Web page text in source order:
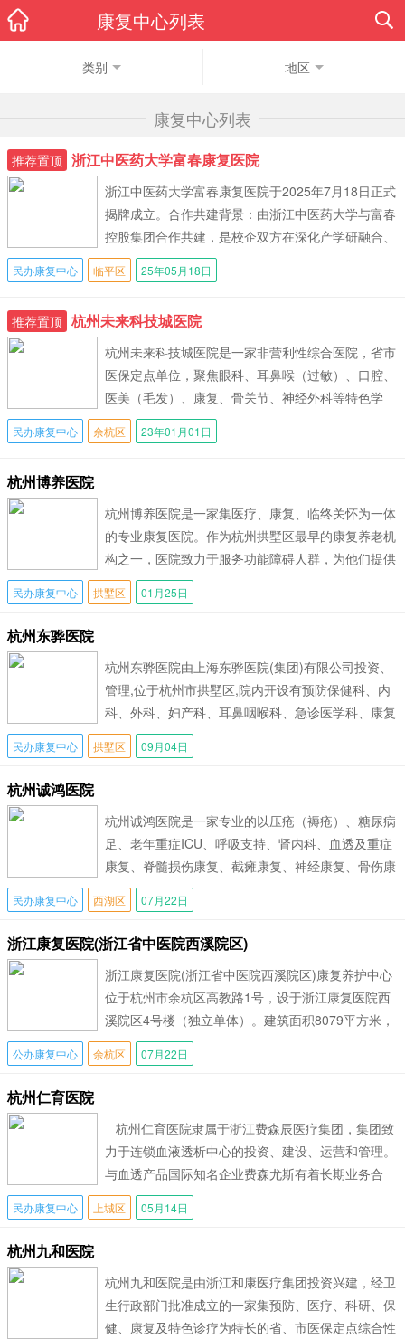
康复中心列表
类别 地区
康复中心列表
推荐置顶 浙江中医药大学富春康复医院
浙江中医药大学富春康复医院于2025年7月18日正式
揭牌成立。合作共建背景：由浙江中医药大学与富春
控股集团合作共建，是校企双方在深化产学研融合、
推动区域康复医疗服务升级方面的重
民办康复中心 临平区 25年05月18日
推荐置顶 杭州未来科技城医院
杭州未来科技城医院是一家非营利性综合医院，省市
医保定点单位，聚焦眼科、耳鼻喉（过敏）、口腔、
医美（毛发）、康复、骨关节、神经外科等特色学
科，致力建设安全、舒适、超值的典范式医院
民办康复中心 余杭区 23年01月01日
杭州博养医院
杭州博养医院是一家集医疗、康复、临终关怀为一体
的专业康复医院。作为杭州拱墅区最早的康复养老机
构之一，医院致力于服务功能障碍人群，为他们提供
全方位、个性化的康复医疗服务。杭州博养
民办康复中心 拱墅区 01月25日
杭州东骅医院
杭州东骅医院由上海东骅医院(集团)有限公司投资、
管理,位于杭州市拱墅区,院内开设有预防保健科、内
科、外科、妇产科、耳鼻咽喉科、急诊医学科、康复
医学科、麻醉科、重症医学科、医学检
民办康复中心 拱墅区 09月04日
杭州诚鸿医院
杭州诚鸿医院是一家专业的以压疮（褥疮）、糖尿病
足、老年重症ICU、呼吸支持、肾内科、血透及重症
康复、脊髓损伤康复、截瘫康复、神经康复、骨伤康
复为特色的综合性医院，是由澳籍华裔在
民办康复中心 西湖区 07月22日
浙江康复医院(浙江省中医院西溪院区)
浙江康复医院(浙江省中医院西溪院区)康复养护中心
位于杭州市余杭区高教路1号，设于浙江康复医院西
溪院区4号楼（独立单体）。建筑面积8079平方米，
一期开放床位265张，共设置单人
公办康复中心 余杭区 07月22日
杭州仁育医院
杭州仁育医院隶属于浙江费森辰医疗集团，集团致
力于连锁血液透析中心的投资、建设、运营和管理。
与血透产品国际知名企业费森尤斯有着长期业务合
作，是
民办康复中心 上城区 05月14日
杭州九和医院
杭州九和医院是由浙江和康医疗集团投资兴建，经卫
生行政部门批准成立的一家集预防、医疗、科研、保
健、康复及特色诊疗为特长的省、市医保定点综合性